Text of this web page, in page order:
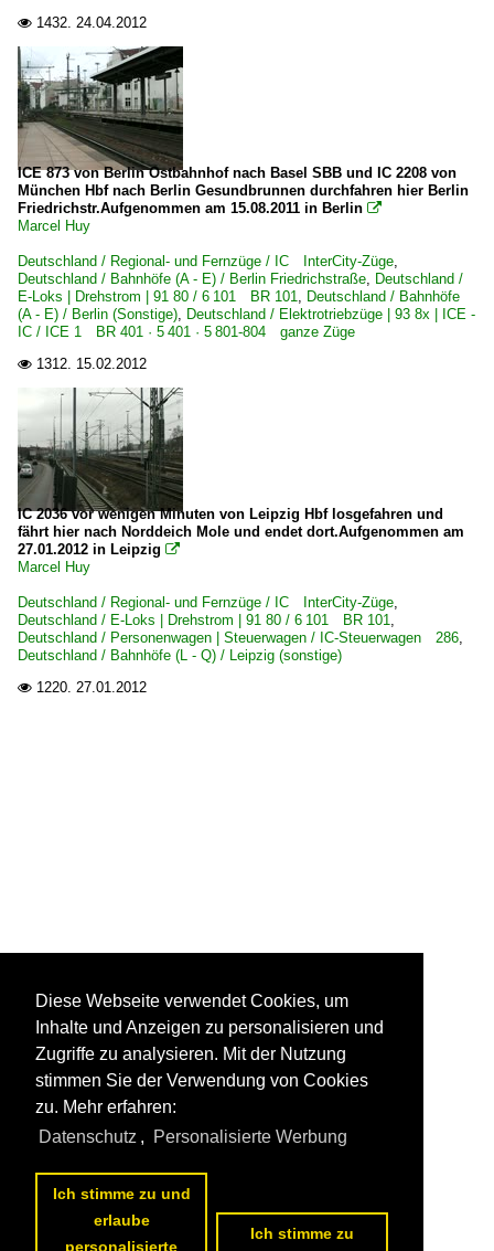
 1432. 24.04.2012
ICE 873 von Berlin Ostbahnhof nach Basel SBB und IC 2208 von
München Hbf nach Berlin Gesundbrunnen durchfahren hier Berlin
Friedrichstr.Aufgenommen am 15.08.2011 in Berlin 
Marcel Huy
Deutschland / Regional- und Fernzüge / IC InterCity-Züge,
Deutschland / Bahnhöfe (A - E) / Berlin Friedrichstraße, Deutschland /
E-Loks | Drehstrom | 91 80 / 6 101 BR 101, Deutschland / Bahnhöfe
(A - E) / Berlin (Sonstige), Deutschland / Elektrotriebzüge | 93 8x | ICE -
IC / ICE 1 BR 401 · 5 401 · 5 801-804 ganze Züge
 1312. 15.02.2012
IC 2036 vor wenigen Minuten von Leipzig Hbf losgefahren und
fährt hier nach Norddeich Mole und endet dort.Aufgenommen am
27.01.2012 in Leipzig 
Marcel Huy
Deutschland / Regional- und Fernzüge / IC InterCity-Züge,
Deutschland / E-Loks | Drehstrom | 91 80 / 6 101 BR 101,
Deutschland / Personenwagen | Steuerwagen / IC-Steuerwagen 286,
Deutschland / Bahnhöfe (L - Q) / Leipzig (sonstige)
 1220. 27.01.2012
Diese Webseite verwendet Cookies, um
Inhalte und Anzeigen zu personalisieren und
Zugriffe zu analysieren. Mit der Nutzung
stimmen Sie der Verwendung von Cookies
zu. Mehr erfahren:
Datenschutz , Personalisierte Werbung
Ich stimme zu und
erlaube
personalisierte
Ich stimme zu